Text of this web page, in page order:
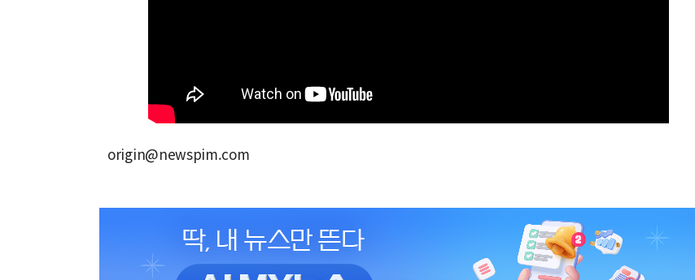
origin@newspim.com